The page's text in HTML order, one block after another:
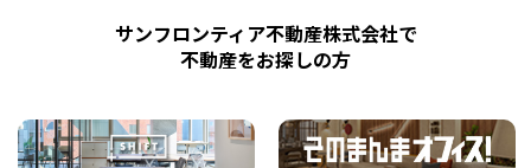
サンフロンティア不動産株式会社で
不動産をお探しの方